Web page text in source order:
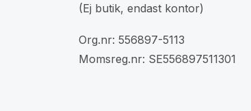
(Ej butik, endast kontor)
Org.nr: 556897-5113
Momsreg.nr: SE556897511301